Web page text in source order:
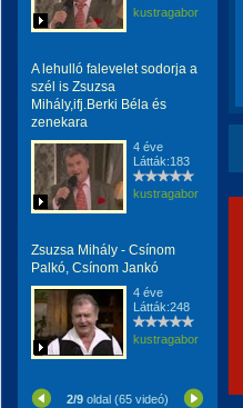
kustragabor
A lehulló falevelet sodorja a
szél is Zsuzsa
Mihály,ifj.Berki Béla és
zenekara
4 éve
Látták:183
kustragabor
Zsuzsa Mihály - Csínom
Palkó, Csínom Jankó
4 éve
Látták:248
kustragabor
2/9 oldal (65 videó)